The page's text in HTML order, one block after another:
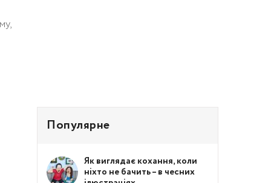
Популярне
Як виглядає кохання, коли
ніхто не бачить – в чесних